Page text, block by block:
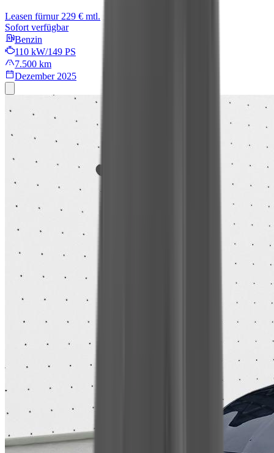
Leasen fürnur 229 € mtl.
Sofort verfügbar
Benzin
110 kW/149 PS
7.500 km
Dezember 2025